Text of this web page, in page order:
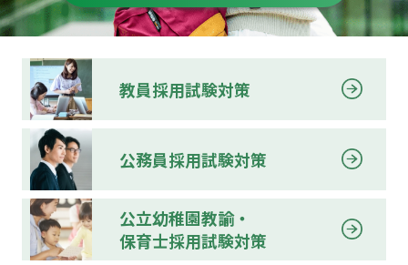
教員採用試験対策
公務員採用試験対策
公立幼稚園教諭・
保育士採用試験対策